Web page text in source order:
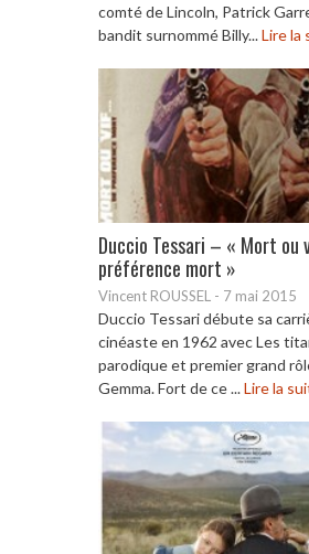
comté de Lincoln, Patrick
bandit surnommé Billy...Lire la
Duccio Tessari – « Mort ou
préférence mort »
Vincent ROUSSEL - 7 mai 2015
Duccio Tessari débute sa
cinéaste en 1962 avec Les
parodique et premier grand
Gemma. Fort de ce ...Lire la